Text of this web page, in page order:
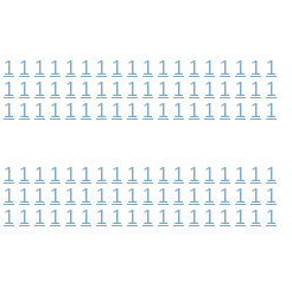
1 1 1 1 1 1 1 1 1 1 1 1 1 1 1 1 1 1
1 1 1 1 1 1 1 1 1 1 1 1 1 1 1 1 1 1
1 1 1 1 1 1 1 1 1 1 1 1 1 1 1 1 1 1
1 1 1 1 1 1 1 1 1 1 1 1 1 1 1 1 1 1
1 1 1 1 1 1 1 1 1 1 1 1 1 1 1 1 1 1
1 1 1 1 1 1 1 1 1 1 1 1 1 1 1 1 1 1